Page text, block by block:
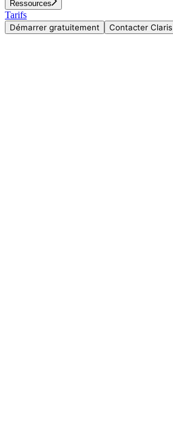
Ressources
Tarifs
Démarrer gratuitement Contacter Claris